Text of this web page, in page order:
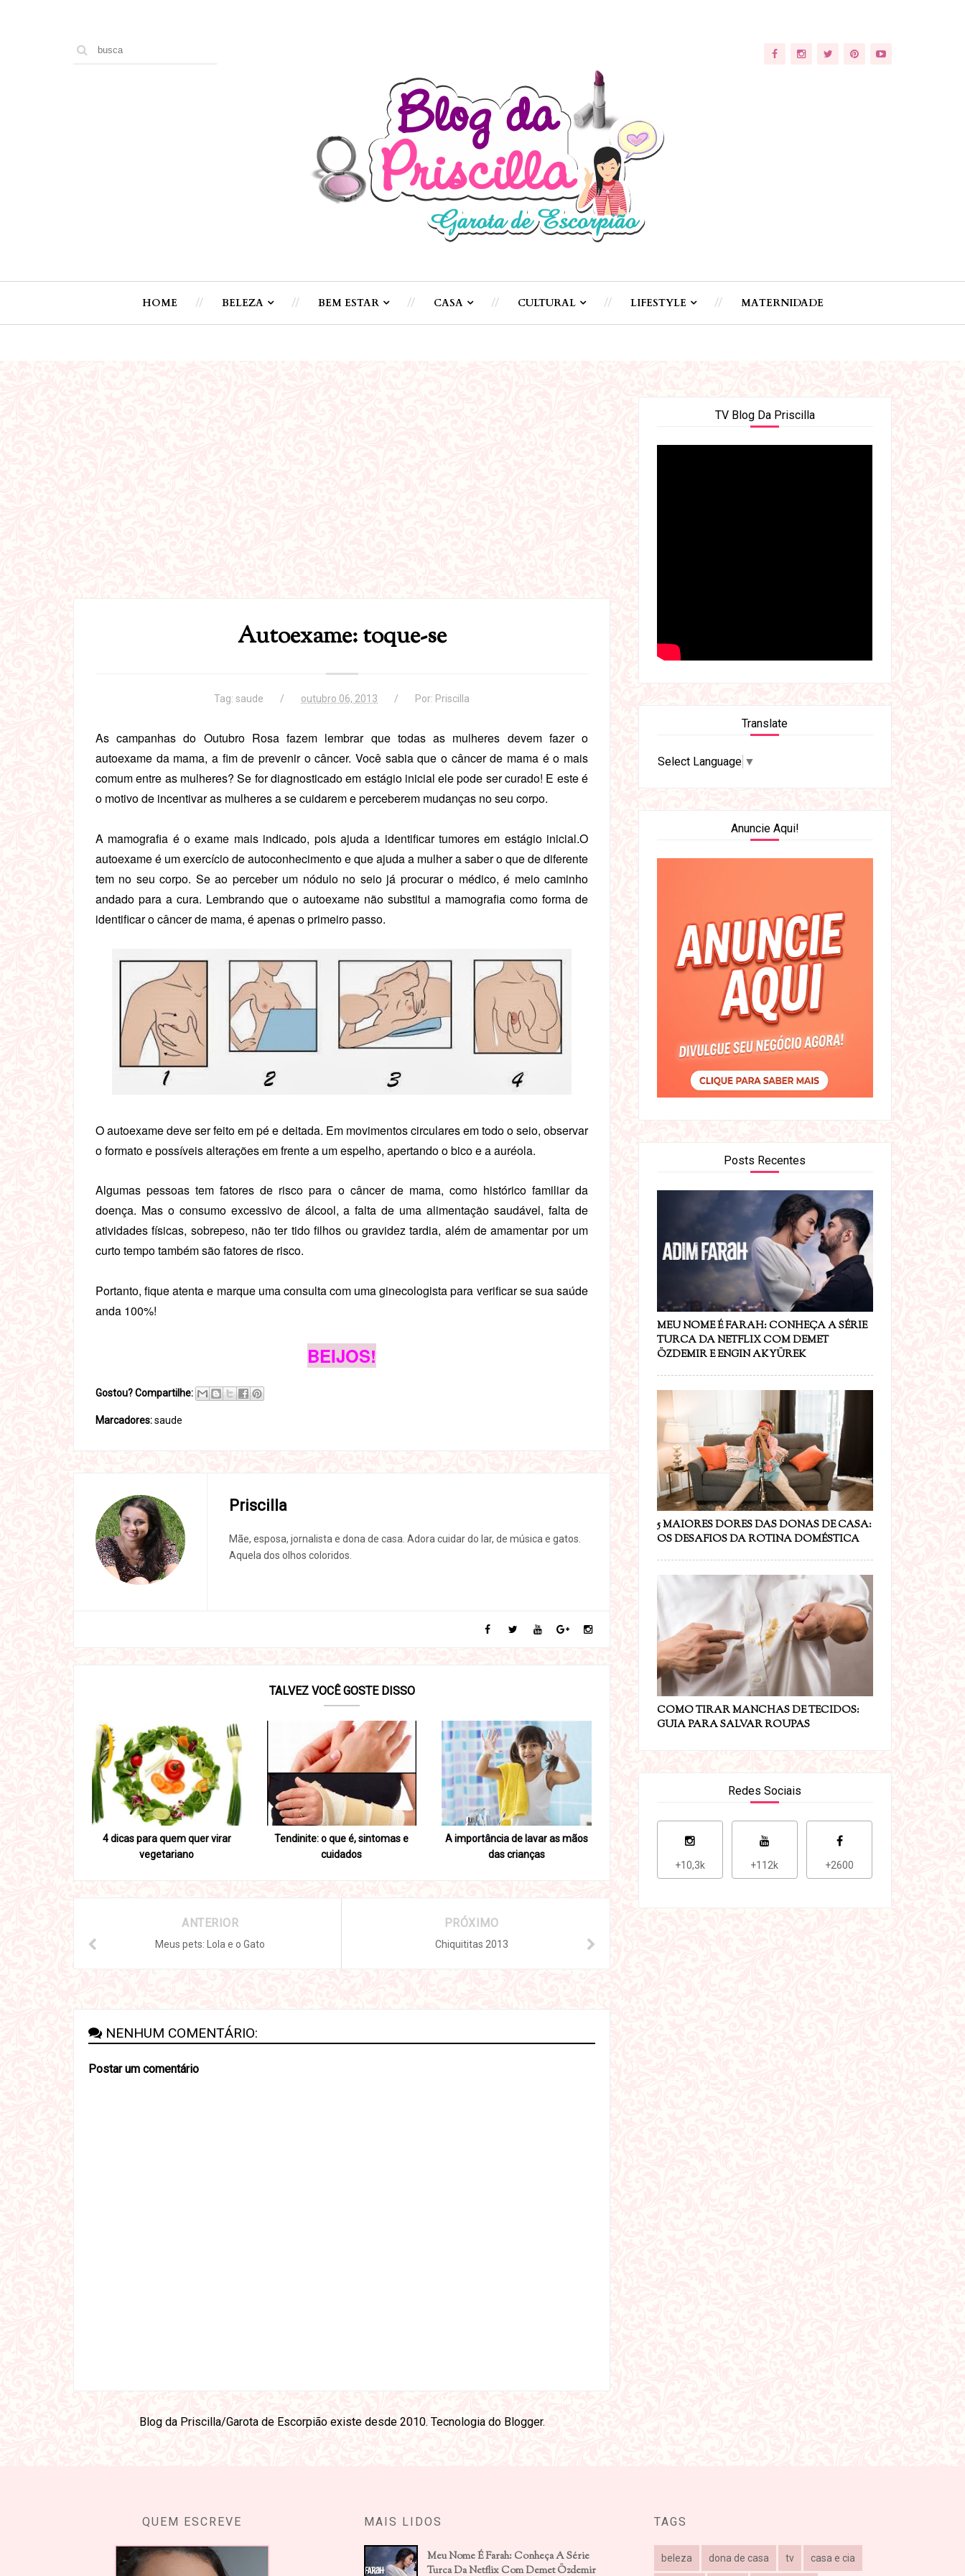
HOME BELEZA BEM ESTAR CASA CULTURAL LIFESTYLE MATERNIDADE
Autoexame: toque-se
Tag: saude outubro 06, 2013 Por: Priscilla
As campanhas do Outubro Rosa fazem lembrar que todas as mulheres devem fazer o
autoexame da mama, a fim de prevenir o câncer. Você sabia que o câncer de mama é o mais
comum entre as mulheres? Se for diagnosticado em estágio inicial ele pode ser curado! E este é
o motivo de incentivar as mulheres a se cuidarem e perceberem mudanças no seu corpo.
A mamografia é o exame mais indicado, pois ajuda a identificar tumores em estágio inicial.O
autoexame é um exercício de autoconhecimento e que ajuda a mulher a saber o que de diferente
tem no seu corpo. Se ao perceber um nódulo no seio já procurar o médico, é meio caminho
andado para a cura. Lembrando que o autoexame não substitui a mamografia como forma de
identificar o câncer de mama, é apenas o primeiro passo.
O autoexame deve ser feito em pé e deitada. Em movimentos circulares em todo o seio, observar
o formato e possíveis alterações em frente a um espelho, apertando o bico e a auréola.
Algumas pessoas tem fatores de risco para o câncer de mama, como histórico familiar da
doença. Mas o consumo excessivo de álcool, a falta de uma alimentação saudável, falta de
atividades físicas, sobrepeso, não ter tido filhos ou gravidez tardia, além de amamentar por um
curto tempo também são fatores de risco.
Portanto, fique atenta e marque uma consulta com uma ginecologista para verificar se sua saúde
anda 100%!
BEIJOS!
Gostou? Compartilhe:
Marcadores:saude
Priscilla
Mãe, esposa, jornalista e dona de casa. Adora cuidar do lar, de música e gatos.
Aquela dos olhos coloridos.
TALVEZ VOCÊ GOSTE DISSO
4 dicas para quem quer virar
vegetariano
Tendinite: o que é, sintomas e
cuidados
A importância de lavar as mãos
das crianças
PRÓXIMO
Chiquititas 2013
ANTERIOR
Meus pets: Lola e o Gato
NENHUM COMENTÁRIO:
Postar um comentário
Blog da Priscilla/Garota de Escorpião existe desde 2010. Tecnologia do Blogger.
TV Blog Da Priscilla
Translate
Select Language ▼
Anuncie Aqui!
Posts Recentes
MEU NOME É FARAH: CONHEÇA A SÉRIE
TURCA DA NETFLIX COM DEMET
ÖZDEMIR E ENGIN AKYÜREK
5 MAIORES DORES DAS DONAS DE CASA:
OS DESAFIOS DA ROTINA DOMÉSTICA
COMO TIRAR MANCHAS DE TECIDOS:
GUIA PARA SALVAR ROUPAS
Redes Sociais
+10,3k +112k +2600
QUEM ESCREVE MAIS LIDOS
Meu Nome É Farah: Conheça A Série
Turca Da Netflix Com Demet Özdemir
TAGS
beleza dona de casa tv casa e cia